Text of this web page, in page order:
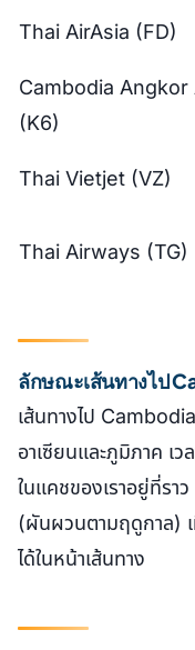
Thai AirAsia (FD)
Cambodia Angkor
(K6)
Thai Vietjet (VZ)
Thai Airways (TG)
ลักษณะเส้นทางไป
เส้นทางไป
อาเซียนและภูมิภาค เว
ในแคชของเราอยู่ที่ร
(ผันผวนตามฤดูกาล) เ
ได้ในหน้าเส้นทาง